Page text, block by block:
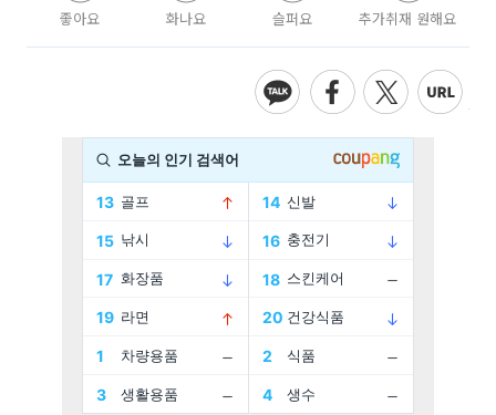
좋아요 화나요 슬퍼요 추가취재 원해요